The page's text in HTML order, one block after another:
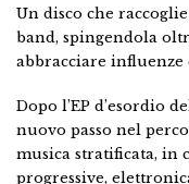
Un disco che
band, spingendola
abbracciare
Dopo l’EP d’esordio
nuovo passo nel
musica stratificata,
progressive,